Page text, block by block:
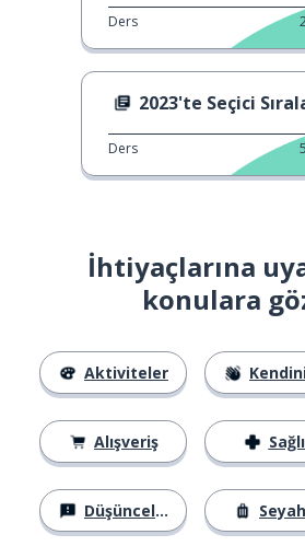
Ders
2023'te Seçici
Ders
İhtiyaçlarına
konulara
Aktiviteler
Alışveriş
Düşünceler
Kendini